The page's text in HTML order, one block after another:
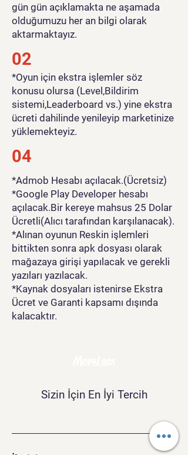
gün gün açıklamakta ne aşamada
olduğumuzu her an bilgi olarak
aktarmaktayız.
02
*Oyun için ekstra işlemler söz
konusu olursa (Level,Bildirim
sistemi,Leaderboard vs.) yine ekstra
ücreti dahilinde yenileyip marketinize
yüklemekteyiz.
04
*Admob Hesabı açılacak.(Ücretsiz)
*Google Play Developer hesabı
açılacak.Bir kereye mahsus 25 Dolar
Ücretli(Alıcı tarafından karşılanacak).
*Alınan oyunun Reskin işlemleri
bittikten sonra apk dosyası olarak
mağazaya girişi yapılacak ve gerekli
yazıları yazılacak.
*Kaynak dosyaları istenirse Ekstra
Ücret ve Garanti kapsamı dışında
kalacaktır.
Sizin İçin En İyi Tercih